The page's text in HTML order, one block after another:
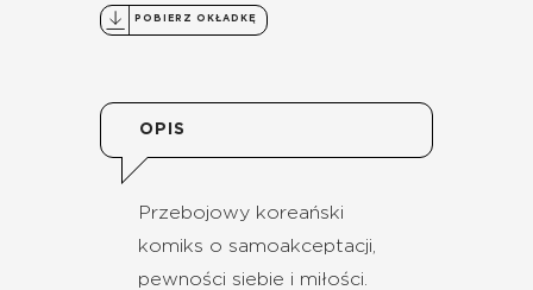
POBIERZ OKŁADKĘ
OPIS
Przebojowy koreański
komiks o samoakceptacji,
pewności siebie i miłości.